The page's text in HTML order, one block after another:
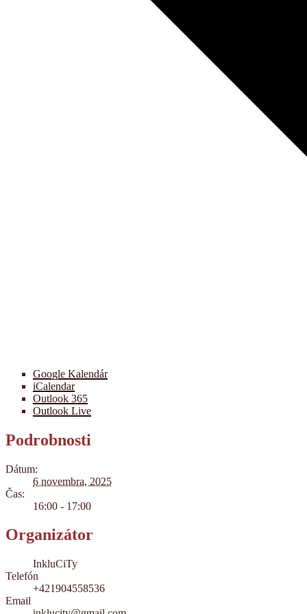
Google Kalendár
iCalendar
Outlook 365
Outlook Live
Podrobnosti
Dátum:
6 novembra, 2025
Čas:
16:00 - 17:00
Organizátor
InkluCiTy
Telefón
+421904558536
Email